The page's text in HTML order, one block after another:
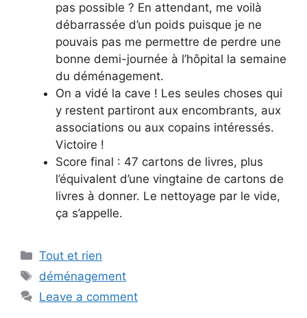
pas possible ? En attendant, me voilà
débarrassée d’un poids puisque je ne
pouvais pas me permettre de perdre une
bonne demi-journée à l’hôpital la semaine
du déménagement.
On a vidé la cave ! Les seules choses qui
y restent partiront aux encombrants, aux
associations ou aux copains intéressés.
Victoire !
Score final : 47 cartons de livres, plus
l’équivalent d’une vingtaine de cartons de
livres à donner. Le nettoyage par le vide,
ça s’appelle.
Categories
Tout et rien
Tags
déménagement
Leave a comment